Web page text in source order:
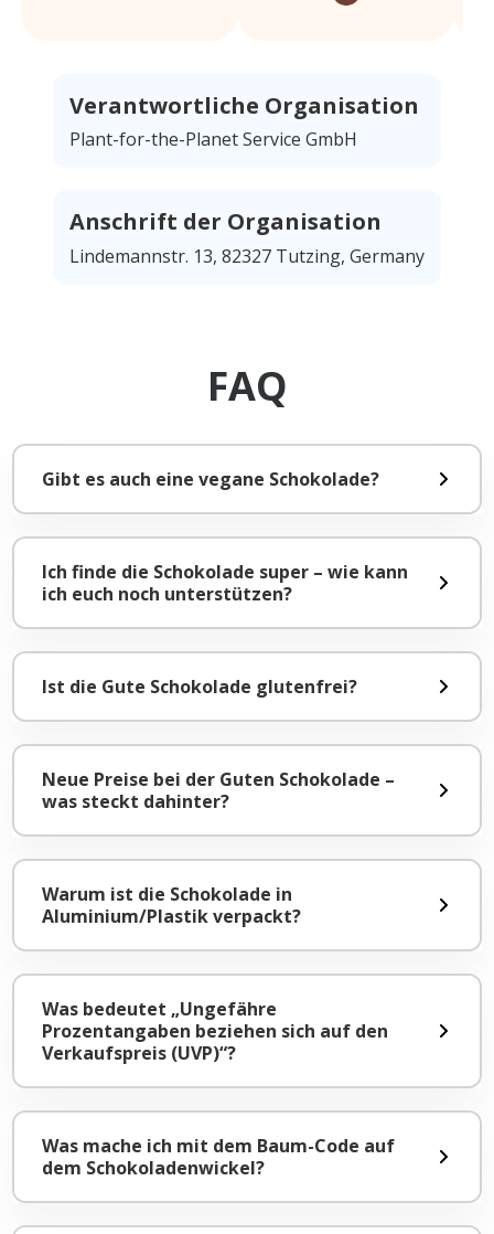
Verantwortliche Organisation
Plant-for-the-Planet Service GmbH
Anschrift der Organisation
Lindemannstr. 13, 82327 Tutzing, Germany
FAQ
Gibt es auch eine vegane Schokolade?
Ich finde die Schokolade super – wie kann
ich euch noch unterstützen?
Ist die Gute Schokolade glutenfrei?
Neue Preise bei der Guten Schokolade –
was steckt dahinter?
Warum ist die Schokolade in
Aluminium/Plastik verpackt?
Was bedeutet „Ungefähre
Prozentangaben beziehen sich auf den
Verkaufspreis (UVP)“?
Was mache ich mit dem Baum-Code auf
dem Schokoladenwickel?